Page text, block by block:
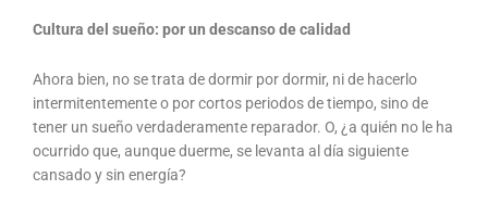
Cultura del sueño: por un descanso de calidad
Ahora bien, no se trata de dormir por dormir, ni de hacerlo
intermitentemente o por cortos periodos de tiempo, sino de
tener un sueño verdaderamente reparador. O, ¿a quién no le ha
ocurrido que, aunque duerme, se levanta al día siguiente
cansado y sin energía?